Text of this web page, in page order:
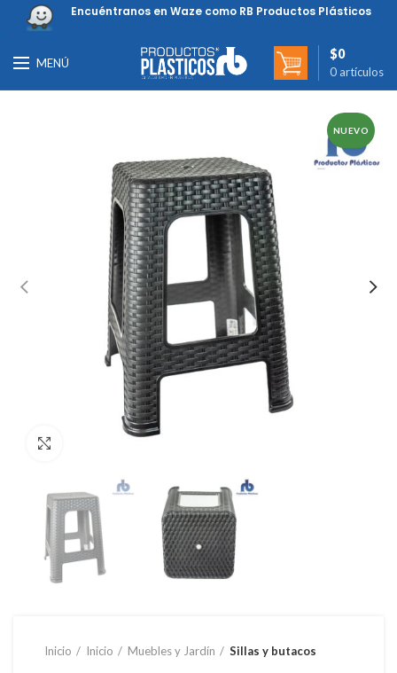
Encuéntranos en Waze como RB Productos Plásticos
MENÚ
0 artículos
$0
NUEVO
Inicio Inicio Muebles y Jardín Sillas y butacos